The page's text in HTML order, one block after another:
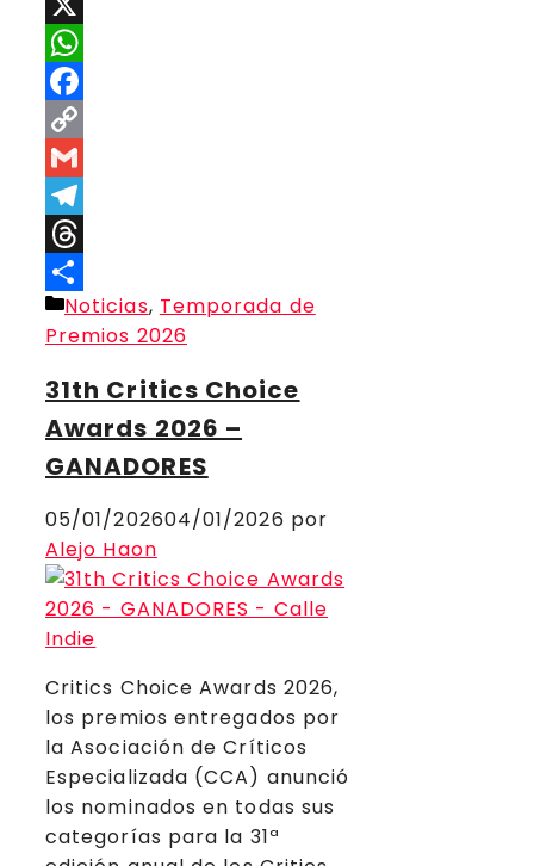
X
WhatsApp
Facebook
Copy
Link
Gmail
Telegram
Threads
Compartir
Categorías
Noticias, Temporada de
Premios 2026
31th Critics Choice
Awards 2026 –
GANADORES
05/01/202604/01/2026 por
Alejo Haon
Critics Choice Awards 2026,
los premios entregados por
la Asociación de Críticos
Especializada (CCA) anunció
los nominados en todas sus
categorías para la 31ª